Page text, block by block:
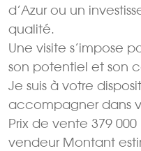
d’Azur ou un
qualité.
Une visite s’impose
son potentiel et son
Je suis à votre
accompagner dans
Prix de vente 379
vendeur Montant